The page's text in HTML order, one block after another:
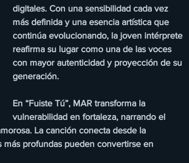
digitales. Con una sensibilidad cada vez
más definida y una esencia artística que
continúa evolucionando, la joven intérprete
reafirma su lugar como una de las voces
con mayor autenticidad y proyección de su
generación.
En “Fuiste Tú”, MAR transforma la
vulnerabilidad en fortaleza, narrando el
La canción conecta desde la
profundas pueden convertirse en